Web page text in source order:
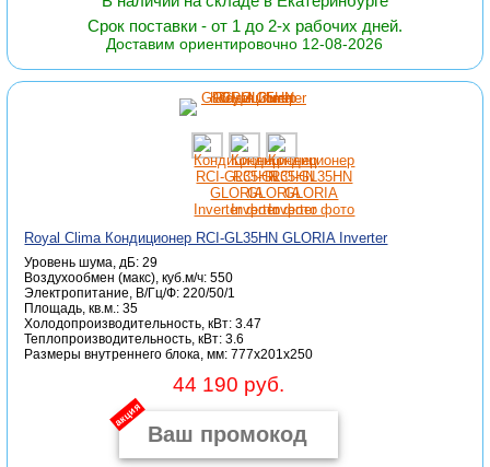
Срок поставки - от 1 до 2-х рабочих дней.
Доставим ориентировочно 12-08-2026
Royal Clima Кондиционер RCI-GL35HN GLORIA Inverter
Уровень шума, дБ: 29
Воздухообмен (макс), куб.м/ч: 550
Электропитание, В/Гц/Ф: 220/50/1
Площадь, кв.м.: 35
Холодопроизводительность, кВт: 3.47
Теплопроизводительность, кВт: 3.6
Размеры внутреннего блока, мм: 777x201x250
44 190 руб.
акция